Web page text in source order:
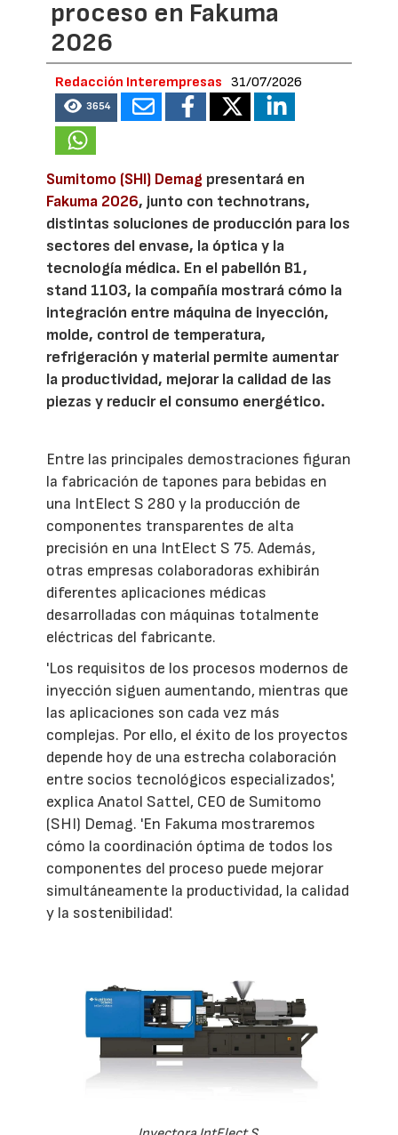
proceso en Fakuma
2026
Redacción Interempresas 31/07/2026
3654
Sumitomo (SHI) Demag presentará en
Fakuma 2026, junto con technotrans,
distintas soluciones de producción para los
sectores del envase, la óptica y la
tecnología médica. En el pabellón B1,
stand 1103, la compañía mostrará cómo la
integración entre máquina de inyección,
molde, control de temperatura,
refrigeración y material permite aumentar
la productividad, mejorar la calidad de las
piezas y reducir el consumo energético.
Entre las principales demostraciones figuran
la fabricación de tapones para bebidas en
una IntElect S 280 y la producción de
componentes transparentes de alta
precisión en una IntElect S 75. Además,
otras empresas colaboradoras exhibirán
diferentes aplicaciones médicas
desarrolladas con máquinas totalmente
eléctricas del fabricante.
'Los requisitos de los procesos modernos de
inyección siguen aumentando, mientras que
las aplicaciones son cada vez más
complejas. Por ello, el éxito de los proyectos
depende hoy de una estrecha colaboración
entre socios tecnológicos especializados',
explica Anatol Sattel, CEO de Sumitomo
(SHI) Demag. 'En Fakuma mostraremos
cómo la coordinación óptima de todos los
componentes del proceso puede mejorar
simultáneamente la productividad, la calidad
y la sostenibilidad'.